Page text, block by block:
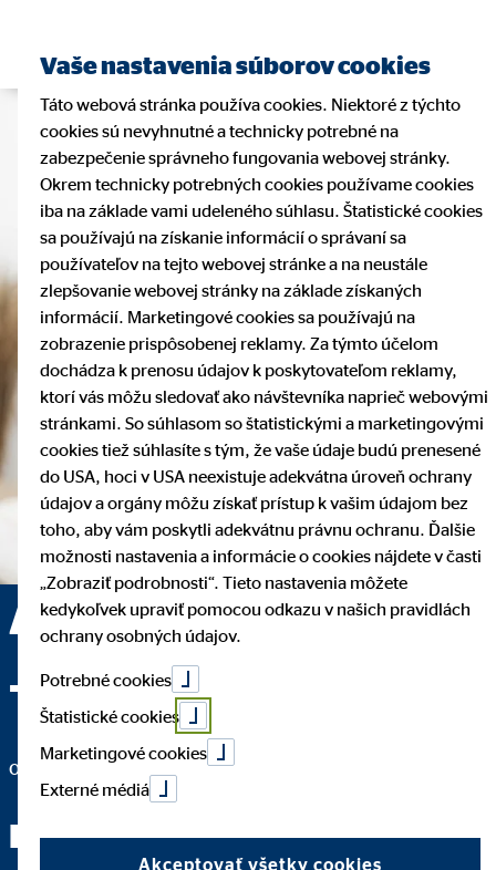
Andrea Bodó Gapčová
— Dunajská Streda
okresná vedúca pre OVB Allfinanz Slovensko a.s.
Keď dokážete jasne položiť
Vaše nastavenia súborov cookies
Táto webová stránka používa cookies. Niektoré z týchto
cookies sú nevyhnutné a technicky potrebné na
zabezpečenie správneho fungovania webovej stránky.
Okrem technicky potrebných cookies používame cookies
iba na základe vami udeleného súhlasu. Štatistické cookies
sa používajú na získanie informácií o správaní sa
používateľov na tejto webovej stránke a na neustále
zlepšovanie webovej stránky na základe získaných
informácií. Marketingové cookies sa používajú na
zobrazenie prispôsobenej reklamy. Za týmto účelom
dochádza k prenosu údajov k poskytovateľom reklamy,
ktorí vás môžu sledovať ako návštevníka naprieč webovými
stránkami. So súhlasom so štatistickými a marketingovými
cookies tiež súhlasíte s tým, že vaše údaje budú prenesené
do USA, hoci v USA neexistuje adekvátna úroveň ochrany
údajov a orgány môžu získať prístup k vašim údajom bez
toho, aby vám poskytli adekvátnu právnu ochranu. Ďalšie
možnosti nastavenia a informácie o cookies nájdete v časti
„Zobraziť podrobnosti“. Tieto nastavenia môžete
kedykoľvek upraviť pomocou odkazu v našich pravidlách
ochrany osobných údajov.
Potrebné cookies
Štatistické cookies
Marketingové cookies
Externé médiá
Akceptovať všetky cookies